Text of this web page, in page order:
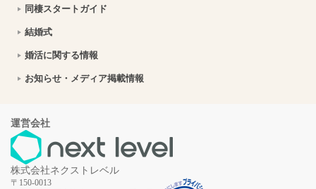
2026年7月16日
2026年7月16日
2026年7月16日
2026年7月16日
2026年7月16日
2026年7月10日
同棲スタートガイド
結婚式
婚活に関する情報
お知らせ・メディア掲載情報
運営会社
株式会社ネクストレベル
〒150-0013